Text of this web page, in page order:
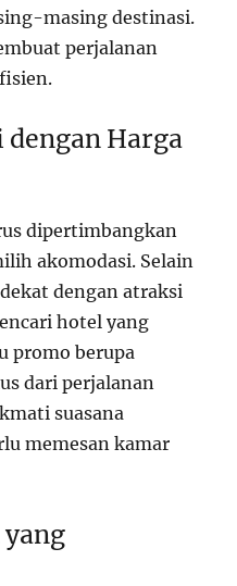
masing destinasi.
perjalanan
Harga
dipertimbangkan
akomodasi. Selain
dengan atraksi
hotel yang
promo berupa
dari perjalanan
suasana
memesan kamar